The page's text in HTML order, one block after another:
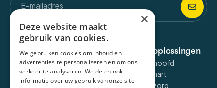
Over de applicatie
Liv omgeving
Liv Talk
Liv dashboard
E-health oplossingen
Liv voor het hoofd
Liv voor het hart
Liv voor zelfzorg
×
Deze website maakt
gebruik van cookies.
We gebruiken cookies om inhoud en
advertenties te personaliseren en om ons
verkeer te analyseren. We delen ook
informatie over uw gebruik van onze site